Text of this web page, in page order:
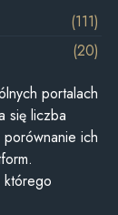
(111)
(20)
portalach
się liczba
ich
którego